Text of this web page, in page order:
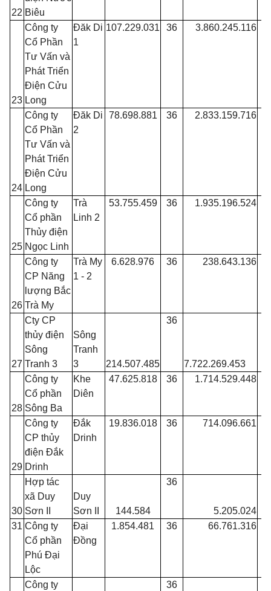
22 Biêu
23
Công ty
Cổ Phần
Tư Vấn và
Phát Triển
Điện Cửu
Long
Đăk Di
1
107.229.031 36 3.860.245.116
24
Công ty
Cổ Phần
Tư Vấn và
Phát Triển
Điện Cửu
Long
Đăk Di
2
78.698.881 36 2.833.159.716
25
Công ty
Cổ phần
Thủy điện
Ngọc Linh
Trà
Linh 2
53.755.459 36 1.935.196.524
26
Công ty
CP Năng
lượng Bắc
Trà My
Trà My
1 - 2
6.628.976 36 238.643.136
27
Cty CP
thủy điện
Sông
Tranh 3
Sông
Tranh
3
214.507.485
36
7.722.269.453
28
Công ty
Cổ phần
Sông Ba
Khe
Diên
47.625.818 36 1.714.529.448
29
Công ty
CP thủy
điện Đắk
Drinh
Đắk
Drinh
19.836.018 36 714.096.661
30
Hợp tác
xã Duy
Sơn II
Duy
Sơn II
144.584
36
5.205.024
31 Công ty
Cổ phần
Phú Đại
Lộc
Đại
Đồng
1.854.481 36 66.761.316
Công ty
36